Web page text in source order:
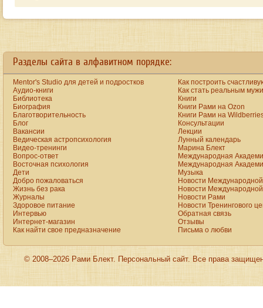
the big ten started fees are raised yet unfortunately customers continues to be feel
Разделы сайта в алфавитном порядке:
Mentor's Studio для детей и подростков
Аудио-книги
Библиотека
Биография
Благотворительность
Блог
Вакансии
Ведическая астропсихология
Видео-тренинги
Вопрос-ответ
Восточная психология
Дети
Добро пожаловаться
Жизнь без рака
Журналы
Здоровое питание
Интервью
Интернет-магазин
Как найти свое предназначение
Как построить
Как стать реальным
Книги
Книги Рами на Ozon
Книги Рами на
Консультации
Лекции
Лунный календарь
Марина Блект
Международная
Международная
Музыка
Новости
Новости
Новости Рами
Новости Тренингового
Обратная связь
Отзывы
Письма о любви
© 2008–2026 Рами Блект. Персональный сайт. Все права